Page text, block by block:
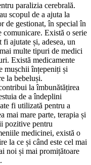
paralizia cerebrală.
scopul de a ajuta la
de gestionat, în special în
comunicare. Există o serie
ajutate și, adesea, un
multe tipuri de medici
Există medicamente
mușchii înțepeniți și
la bebeluși.
la îmbunătățirea
de a îndeplini
fi utilizată pentru a
mai mare parte, terapia și
pozitive pentru
medicinei, există o
la ce și când este cel mai
noi și mai promițătoare